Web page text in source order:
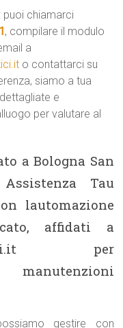
puoi chiamarci
, compilare il modulo
a
o contattarci su
siamo a tua
e
per valutare al
a Bologna San
Tau
lautomazione
affidati a
per
gestire con